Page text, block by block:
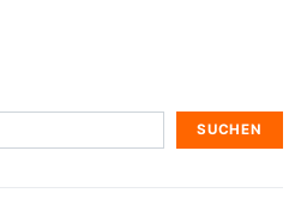
SUCHEN